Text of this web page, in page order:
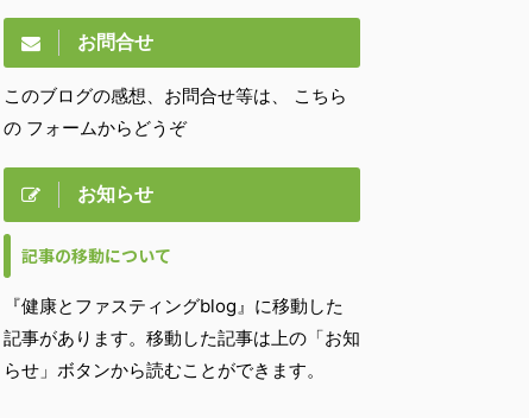
お問合せ
このブログの感想、お問合せ等は、 こちら
の フォームからどうぞ
お知らせ
記事の移動について
『健康とファスティングblog』に移動した
記事があります。移動した記事は上の「お知
らせ」ボタンから読むことができます。